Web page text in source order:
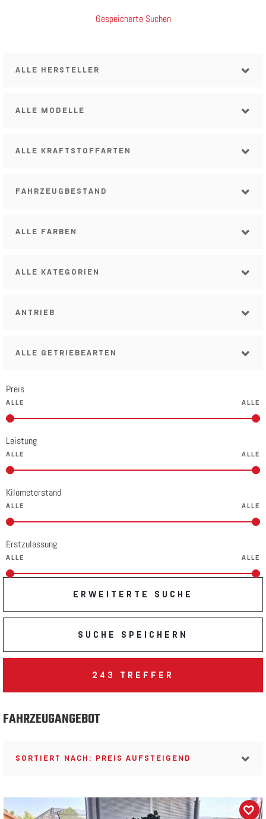
Gespeicherte Suchen
ALLE HERSTELLER
ALLE MODELLE
ALLE KRAFTSTOFFARTEN
FAHRZEUGBESTAND
ALLE FARBEN
ALLE KATEGORIEN
ANTRIEB
ALLE GETRIEBEARTEN
Preis
Leistung
Kilometerstand
Erstzulassung
ERWEITERTE SUCHE
SUCHE SPEICHERN
243 TREFFER
FAHRZEUGANGEBOT
SORTIERT NACH: PREIS AUFSTEIGEND